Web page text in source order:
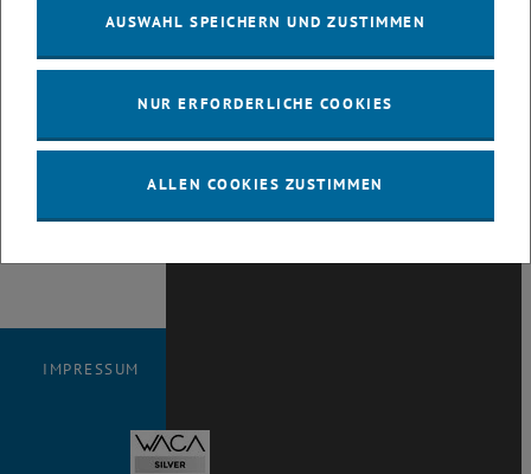
unser_team
_blank>das Team
Personalentwicklung
IMPRESSUM
AUSWAHL SPEICHERN UND ZUSTIMMEN
NUR ERFORDERLICHE COOKIES
ALLEN COOKIES ZUSTIMMEN